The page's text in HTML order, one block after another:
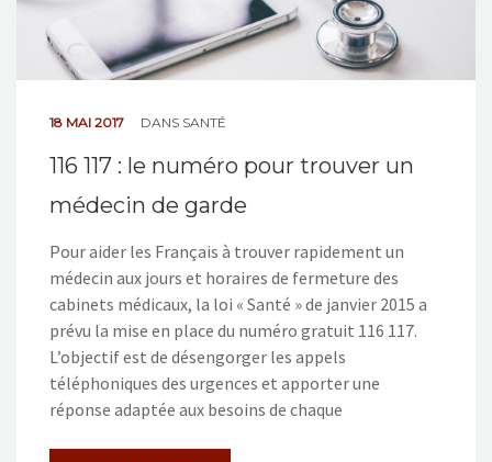
18 MAI 2017 DANS SANTÉ
116 117 : le numéro pour trouver un
médecin de garde
Pour aider les Français à trouver rapidement un
médecin aux jours et horaires de fermeture des
cabinets médicaux, la loi « Santé » de janvier 2015 a
prévu la mise en place du numéro gratuit 116 117.
L’objectif est de désengorger les appels
téléphoniques des urgences et apporter une
réponse adaptée aux besoins de chaque